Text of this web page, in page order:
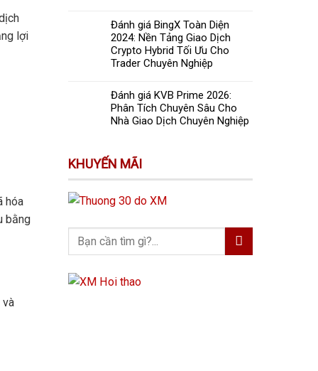
lợi
hóa
bằng
và
Đánh giá BingX Toàn Diện
2024: Nền Tảng Giao Dịch
Crypto Hybrid Tối Ưu Cho
Trader Chuyên Nghiệp
Đánh giá KVB Prime 2026:
Phân Tích Chuyên Sâu Cho
Nhà Giao Dịch Chuyên Nghiệp
KHUYẾN MÃI